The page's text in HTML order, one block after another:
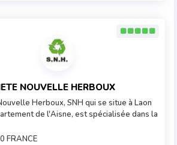
NOUVELLE HERBOUX
Herboux, SNH qui se situe à Laon
de l'Aisne, est spécialisée dans la
FRANCE